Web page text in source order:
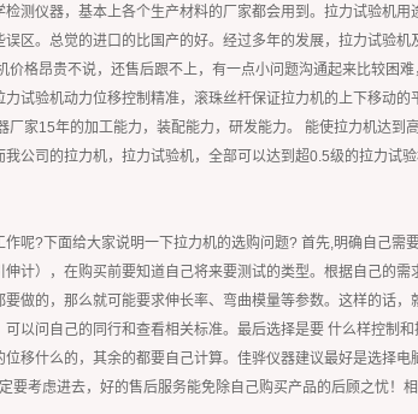
测仪器，基本上各个生产材料的厂家都会用到。拉力试验机
区。总觉的进口的比国产的好。经过多年的发展，拉力试验
价格昂贵不说，还售后跟不上，有一点小问题沟通起来比较困
试验机动力位移控制精准，滚珠丝杆保证拉力机的上下移动
厂家15年的加工能力，装配能力，研发能力。 能使拉力机达
公司的拉力机，拉力试验机，全部可以达到超0.5级的拉力试
呢?下面给大家说明一下拉力机的选购问题? 首先,明确自己
计），在购买前要知道自己将来要测试的类型。根据自己的
做的，那么就可能要求伸长率、弯曲模量等参数。这样的话
以问自己的同行和查看相关标准。最后选择是要 什么样控制
移什么的，其余的都要自己计算。佳骅仪器建议最好是选择
要考虑进去，好的售后服务能免除自己购买产品的后顾之忧！